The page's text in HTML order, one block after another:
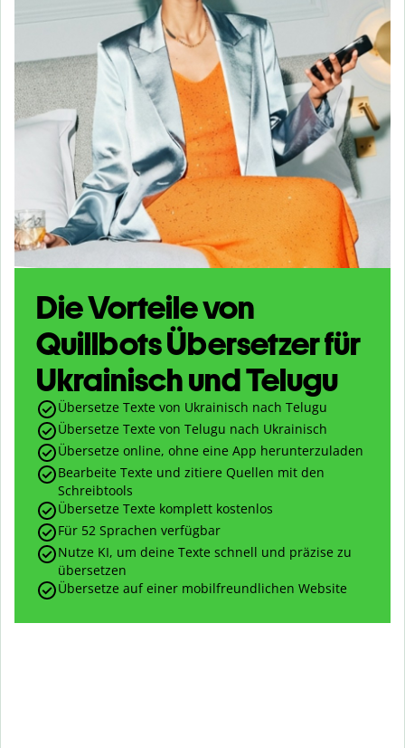
Die Vorteile von
Quillbots Übersetzer für
Ukrainisch und Telugu
Übersetze Texte von Ukrainisch nach Telugu
Übersetze Texte von Telugu nach Ukrainisch
Übersetze online, ohne eine App herunterzuladen
Bearbeite Texte und zitiere Quellen mit den
Schreibtools
Übersetze Texte komplett kostenlos
Für 52 Sprachen verfügbar
Nutze KI, um deine Texte schnell und präzise zu
übersetzen
Übersetze auf einer mobilfreundlichen Website